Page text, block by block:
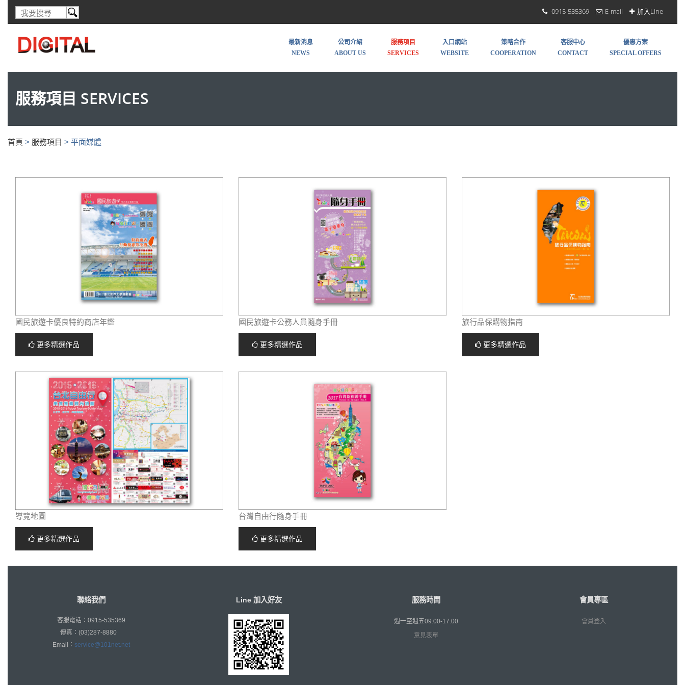
加入Line
E-mail
0915-535369
最新消息
NEWS
公司介紹
ABOUT US
服務項目
SERVICES
入口網站
WEBSITE
策略合作
COOPERATION
客服中心
CONTACT
優惠方案
SPECIAL OFFERS
服務項目 SERVICES
首頁 > 服務項目 > 平面媒體
國民旅遊卡優良特約商店年鑑
更多精選作品
國民旅遊卡公務人員隨身手冊
更多精選作品
旅行品保購物指南
更多精選作品
導覽地圖
更多精選作品
台灣自由行隨身手冊
更多精選作品
聯絡我們
客服電話：0915-535369
傳真：(03)287-8880
Email：service@101net.net
Line 加入好友 服務時間
週一至週五09:00-17:00
意見表單
會員專區
會員登入